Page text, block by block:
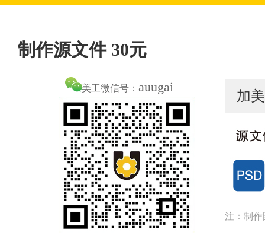
制作源文件 30元
美工微信号： auugai
加
注：制作